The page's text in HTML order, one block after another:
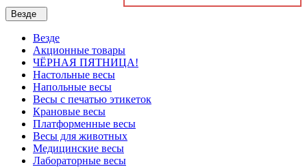
Везде
Везде
Акционные товары
ЧЁРНАЯ ПЯТНИЦА!
Настольные весы
Напольные весы
Весы с печатью этикеток
Крановые весы
Платформенные весы
Весы для животных
Медицинские весы
Лабораторные весы